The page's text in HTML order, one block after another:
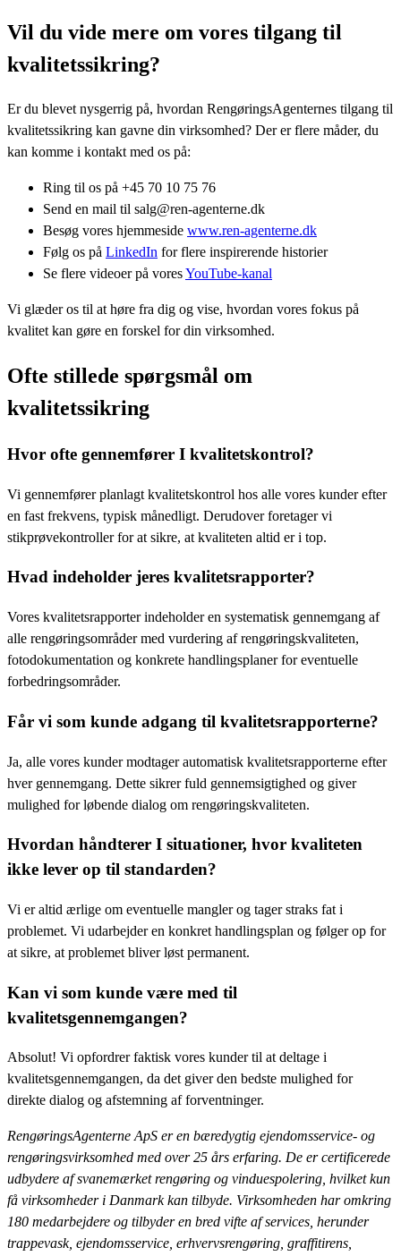
Vil du vide mere om vores tilgang til
kvalitetssikring?
Er du blevet nysgerrig på, hvordan RengøringsAgenternes tilgang til
kvalitetssikring kan gavne din virksomhed? Der er flere måder, du
kan komme i kontakt med os på:
Ring til os på +45 70 10 75 76
Send en mail til salg@ren-agenterne.dk
Besøg vores hjemmeside www.ren-agenterne.dk
Følg os på LinkedIn for flere inspirerende historier
Se flere videoer på voresYouTube-kanal
Vi glæder os til at høre fra dig og vise, hvordan vores fokus på
kvalitet kan gøre en forskel for din virksomhed.
Ofte stillede spørgsmål om
kvalitetssikring
Hvor ofte gennemfører I kvalitetskontrol?
Vi gennemfører planlagt kvalitetskontrol hos alle vores kunder efter
en fast frekvens, typisk månedligt. Derudover foretager vi
stikprøvekontroller for at sikre, at kvaliteten altid er i top.
Hvad indeholder jeres kvalitetsrapporter?
Vores kvalitetsrapporter indeholder en systematisk gennemgang af
alle rengøringsområder med vurdering af rengøringskvaliteten,
fotodokumentation og konkrete handlingsplaner for eventuelle
forbedringsområder.
Får vi som kunde adgang til kvalitetsrapporterne?
Ja, alle vores kunder modtager automatisk kvalitetsrapporterne efter
hver gennemgang. Dette sikrer fuld gennemsigtighed og giver
mulighed for løbende dialog om rengøringskvaliteten.
Hvordan håndterer I situationer, hvor kvaliteten
ikke lever op til standarden?
Vi er altid ærlige om eventuelle mangler og tager straks fat i
problemet. Vi udarbejder en konkret handlingsplan og følger op for
at sikre, at problemet bliver løst permanent.
Kan vi som kunde være med til
kvalitetsgennemgangen?
Absolut! Vi opfordrer faktisk vores kunder til at deltage i
kvalitetsgennemgangen, da det giver den bedste mulighed for
direkte dialog og afstemning af forventninger.
RengøringsAgenterne ApS er en bæredygtig ejendomsservice- og
rengøringsvirksomhed med over 25 års erfaring. De er certificerede
udbydere af svanemærket rengøring og vinduespolering, hvilket kun
få virksomheder i Danmark kan tilbyde. Virksomheden har omkring
180 medarbejdere og tilbyder en bred vifte af services, herunder
trappevask, ejendomsservice, erhvervsrengøring, graffitirens,